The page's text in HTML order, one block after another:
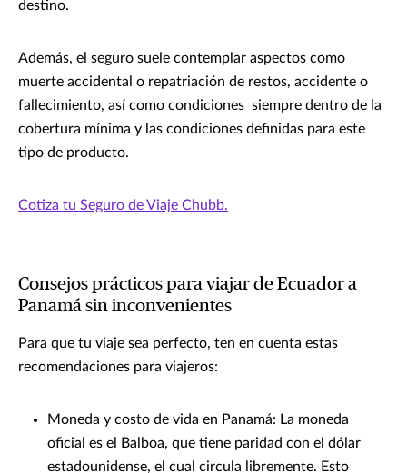
destino.
Además, el seguro suele contemplar aspectos como
muerte accidental o repatriación de restos, accidente o
fallecimiento, así como condiciones siempre dentro de la
cobertura mínima y las condiciones definidas para este
tipo de producto.
Cotiza tu Seguro de Viaje Chubb.
Consejos prácticos para viajar de Ecuador a
Panamá sin inconvenientes
Para que tu viaje sea perfecto, ten en cuenta estas
recomendaciones para viajeros:
Moneda y costo de vida en Panamá: La moneda
oficial es el Balboa, que tiene paridad con el dólar
estadounidense, el cual circula libremente. Esto